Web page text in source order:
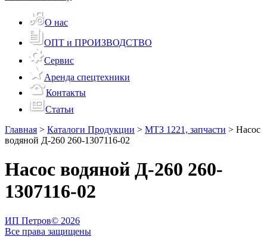
О нас
ОПТ и ПРОИЗВОДСТВО
Сервис
Аренда спецтехники
Контакты
Статьи
Главная > Каталоги Продукции > МТЗ 1221, запчасти > Насос
водяной Д-260 260-1307116-02
Насос водяной Д-260 260-
1307116-02
ИП Петров© 2026
Все права защищены